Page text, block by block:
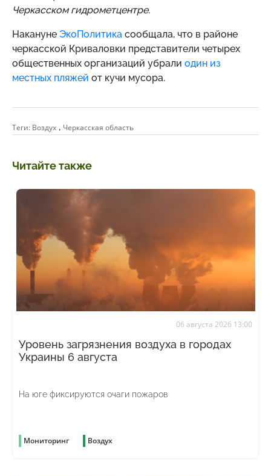
Черкасском гидрометцентре.
Накануне ЭкоПолитика сообщала, что в районе
черкасской Криваловки представители четырех
общественных организаций убрали один из
местных пляжей от кучи мусора.
Теги: Воздух , Черкасская область
Читайте также
06 августа 2026 13:00
Уровень загрязнения воздуха в городах
Украины 6 августа
На юге фиксируются очаги пожаров
Мониторинг Воздух